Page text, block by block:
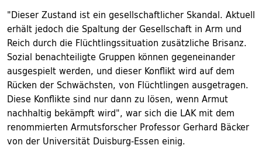
"Dieser Zustand ist ein gesellschaftlicher Skandal. Aktuell
erhält jedoch die Spaltung der Gesellschaft in Arm und
Reich durch die Flüchtlingssituation zusätzliche Brisanz.
Sozial benachteiligte Gruppen können gegeneinander
ausgespielt werden, und dieser Konflikt wird auf dem
Rücken der Schwächsten, von Flüchtlingen ausgetragen.
Diese Konflikte sind nur dann zu lösen, wenn Armut
nachhaltig bekämpft wird", war sich die LAK mit dem
renommierten Armutsforscher Professor Gerhard Bäcker
von der Universität Duisburg-Essen einig.